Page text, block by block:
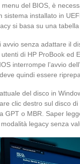
del BIOS, è
sistema installato in
si basa su una tabella
senza adattare il
di HP ProBook ed
interrompe l’avvio
quindi essere
del disco in
clic destro sul disco
GPT o MBR. Saper
legacy senza